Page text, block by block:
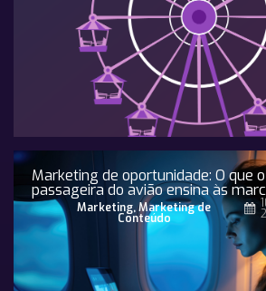
Marketing de oportunidade: O que
passageira do avião ensina às
Marketing,Marketing de
Conteúdo